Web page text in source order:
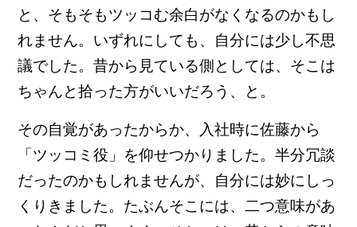
と、そもそもツッコむ余白がなくなるのかもし
れません。いずれにしても、自分には少し不思
議でした。昔から見ている側としては、そこは
ちゃんと拾った方がいいだろう、と。
その自覚があったからか、入社時に佐藤から
「ツッコミ役」を仰せつかりました。半分冗談
だったのかもしれませんが、自分には妙にしっ
くりきました。たぶんそこには、二つ意味があ